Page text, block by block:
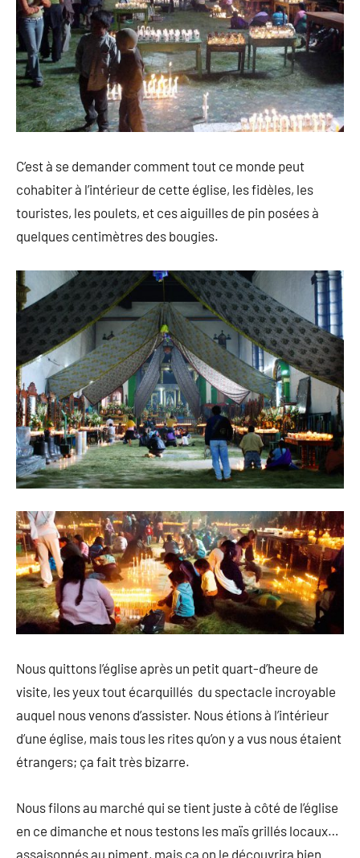
C’est à se demander comment tout ce monde peut
cohabiter à l’intérieur de cette église, les fidèles, les
touristes, les poulets, et ces aiguilles de pin posées à
quelques centimètres des bougies.
Nous quittons l’église après un petit quart-d’heure de
visite, les yeux tout écarquillés du spectacle incroyable
auquel nous venons d’assister. Nous étions à l’intérieur
d’une église, mais tous les rites qu’on y a vus nous étaient
étrangers; ça fait très bizarre.
Nous filons au marché qui se tient juste à côté de l’église
en ce dimanche et nous testons les maïs grillés locaux…
assaisonnés au piment, mais ça on le découvrira bien